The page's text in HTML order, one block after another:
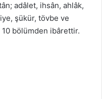
adâlet, ihsân, ahlâk,
şükür, tövbe ve
bölümden ibârettir.